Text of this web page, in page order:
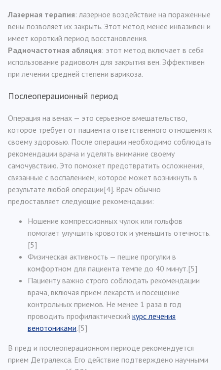
Лазерная терапия: лазерное воздействие на пораженные
вены позволяет их закрыть. Этот метод менее инвазивен и
имеет короткий период восстановления.
Радиочастотная абляция: этот метод включает в себя
использование радиоволн для закрытия вен. Эффективен
при лечении средней степени варикоза.
Послеоперационный период
Операция на венах — это серьезное вмешательство,
которое требует от пациента ответственного отношения к
своему здоровью. После операции необходимо соблюдать
рекомендации врача и уделять внимание своему
самочувствию. Это поможет предотвратить осложнения,
связанные с воспалением, которое может возникнуть в
результате любой операции[4]. Врач обычно
предоставляет следующие рекомендации:
Ношение компрессионных чулок или гольфов
помогает улучшить кровоток и уменьшить отечность.
[5]
Физическая активность — пешие прогулки в
комфортном для пациента темпе до 40 минут.[5]
Пациенту важно строго соблюдать рекомендации
врача, включая прием лекарств и посещение
контрольных приемов. Не менее 1 раза в год
проводить профилактический курс лечения
венотониками.[5]
В пред и послеоперационном периоде рекомендуется
прием Детралекса. Его действие подтверждено научными